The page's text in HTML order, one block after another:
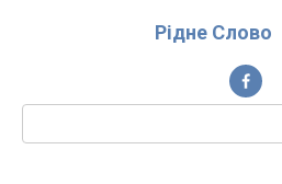
Рідне Слово
Пошук: